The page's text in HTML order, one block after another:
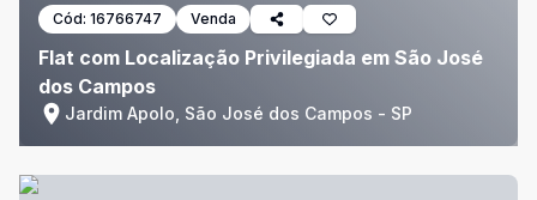
Cód: 16766747 Venda
Flat com Localização Privilegiada em São José
dos Campos
Jardim Apolo, São José dos Campos - SP